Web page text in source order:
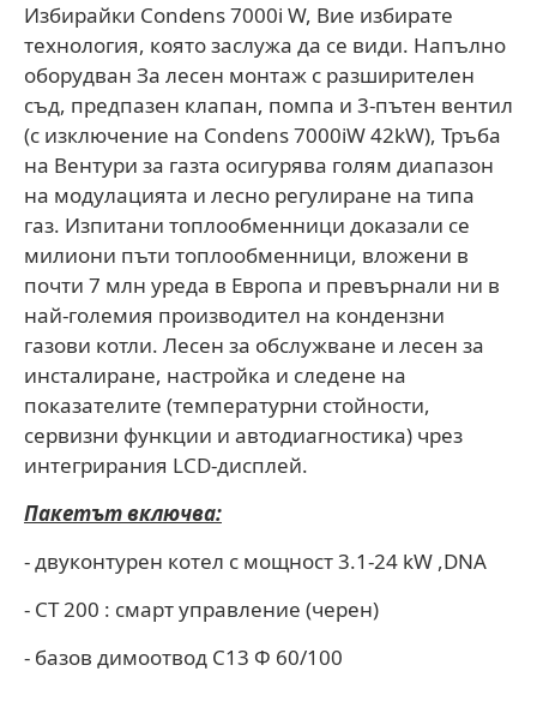
Избирайки Condens 7000i W, Вие избирате
технология, която заслужа да се види. Напълно
оборудван За лесен монтаж с разширителен
съд, предпазен клапан, помпа и 3-пътен вентил
(с изключение на Condens 7000iW 42kW), Тръба
на Вентури за газта осигурява голям диапазон
на модулацията и лесно регулиране на типа
газ. Изпитани топлообменници доказали се
милиони пъти топлообменници, вложени в
почти 7 млн уреда в Европа и превърнали ни в
най-големия производител на кондензни
газови котли. Лесен за обслужване и лесен за
инсталиране, настройка и следене на
показателите (температурни стойности,
сервизни функции и автодиагностика) чрез
интегрирания LCD-дисплей.
Пакетът включва:
- двуконтурен котел с мощност 3.1-24 kW ,DNA
- CT 200 : смарт управление (черен)
- базов димоотвод C13 Ф 60/100